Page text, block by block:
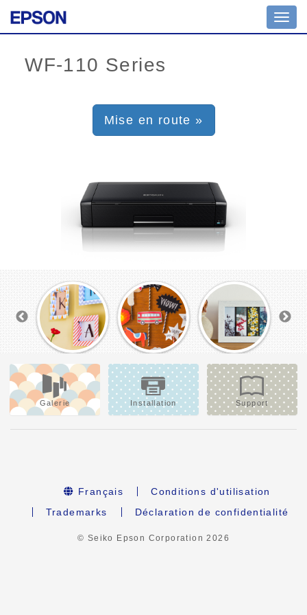
Mise en route »
Galerie Installation Support
Français
Conditions d'utilisation
Trademarks
Déclaration de confidentialité
© Seiko Epson Corporation2026